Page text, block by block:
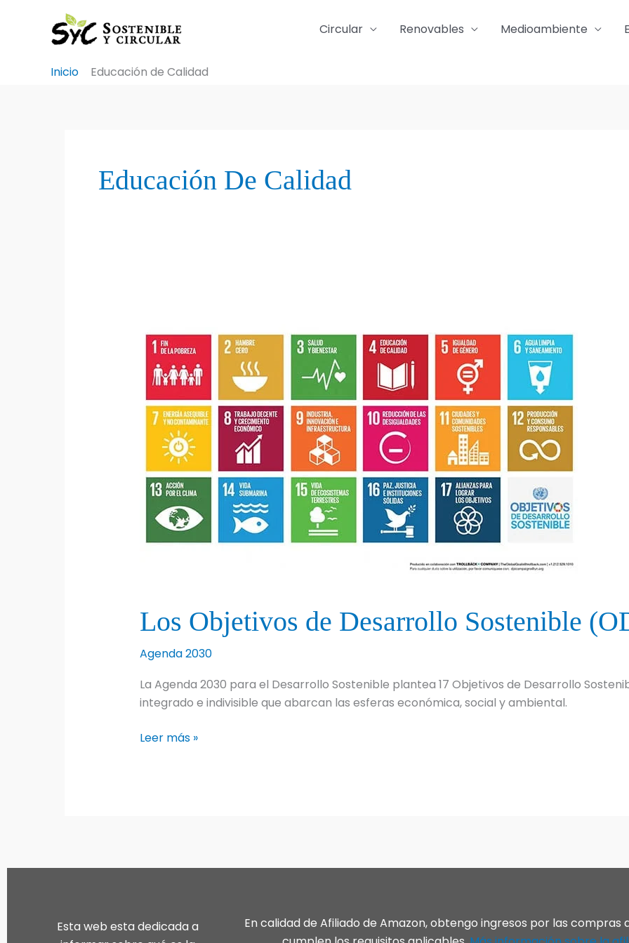
contenido
Circular Renovables Medioambiente
Inicio Educación de Calidad
Educación De Calidad
Los Objetivos de Desarrollo Sostenible
Agenda 2030
La Agenda 2030 para el Desarrollo Sostenible plantea 17 Objetivos de Desarrollo
integrado e indivisible que abarcan las esferas económica, social y ambiental.
Los
Leer más »
Esta web esta dedicada a
En calidad de Afiliado de Amazon, obtengo ingresos por las compras